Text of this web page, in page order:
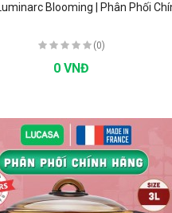
Blooming | Phân Phối
(0)
0 VNĐ